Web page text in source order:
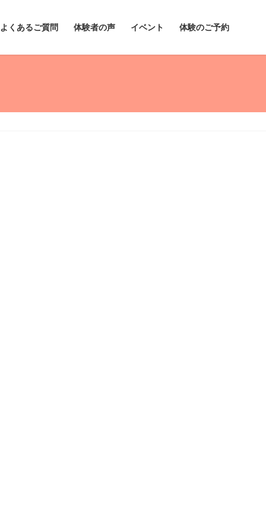
よくあるご質問 体験者の声 イベント 体験のご予約